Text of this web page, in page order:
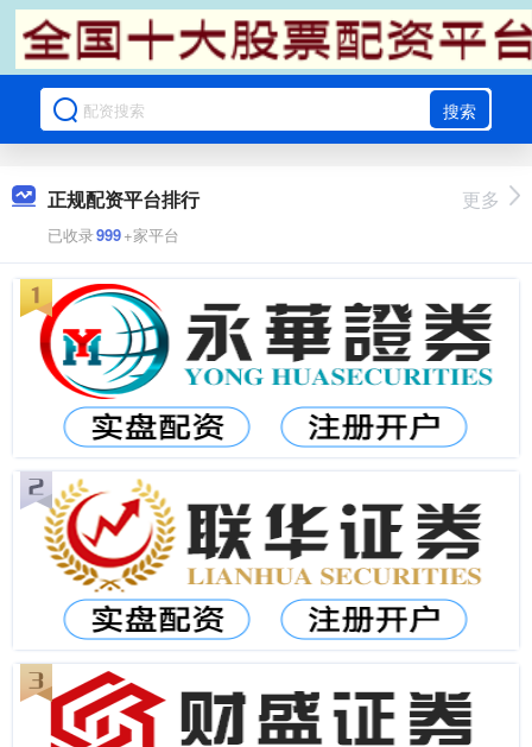
搜索
正规配资平台排行
已收录999+家平台
更多